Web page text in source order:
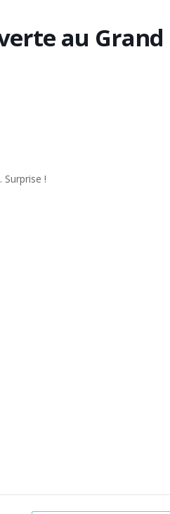
au Grand
!